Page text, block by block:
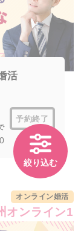
活
予約終了
オンライン婚活
オンライン1
絞り込む